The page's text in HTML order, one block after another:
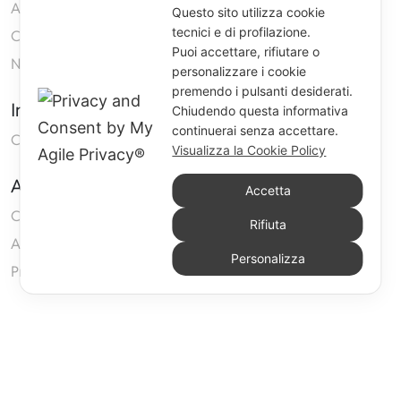
Azienda
Contatti
Neoprene
Informazioni
Condizioni generali di vendita
Area Clienti
Carrello
Accedi
Privacy Policy
Questo sito utilizza cookie
tecnici e di profilazione.
Puoi accettare, rifiutare o
personalizzare i cookie
premendo i pulsanti desiderati.
Chiudendo questa informativa
continuerai senza accettare.
Visualizza la Cookie Policy
Accetta
Rifiuta
Personalizza